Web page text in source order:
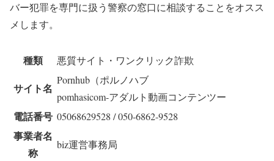
バー犯罪を専門に扱う警察の窓口に相談することをオスス
メします。
種類 悪質サイト・ワンクリック詐欺
サイト名
Pornhub（ポルノハブ
pomhasicom-アダルト動画コンテンツー
電話番号 05068629528 / 050-6862-9528
事業者名
称
biz運営事務局